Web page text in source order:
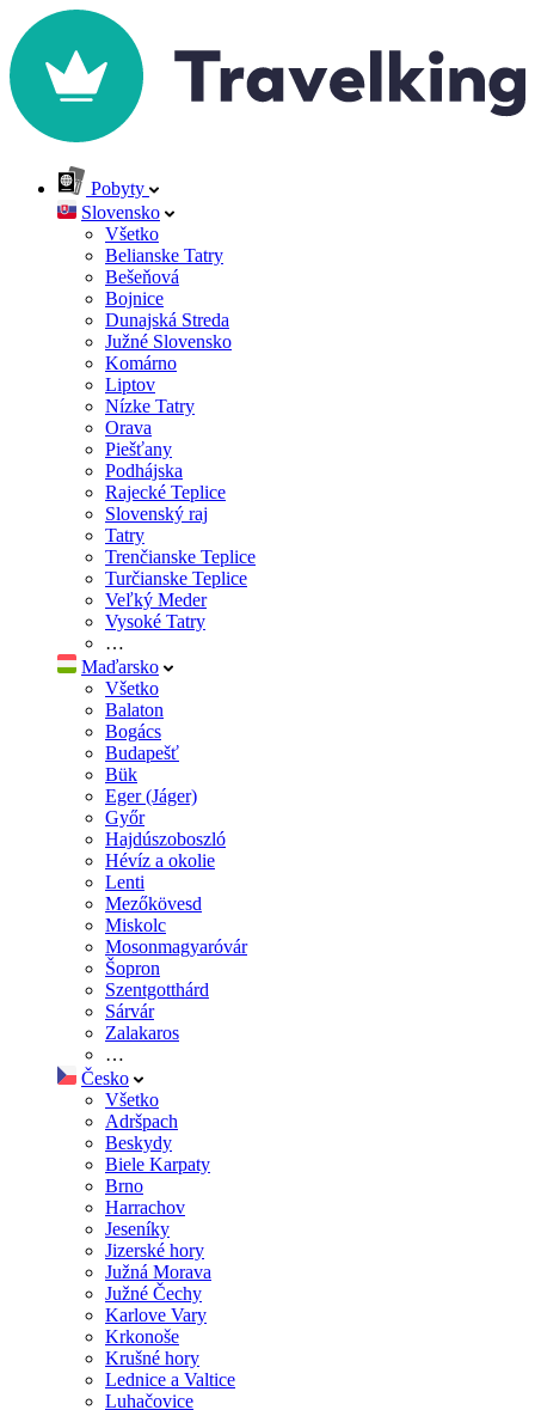
Pobyty
Slovensko
Všetko
Belianske Tatry
Bešeňová
Bojnice
Dunajská Streda
Južné Slovensko
Komárno
Liptov
Nízke Tatry
Orava
Piešťany
Podhájska
Rajecké Teplice
Slovenský raj
Tatry
Trenčianske Teplice
Turčianske Teplice
Veľký Meder
Vysoké Tatry
…
Maďarsko
Všetko
Balaton
Bogács
Budapešť
Bük
Eger (Jáger)
Győr
Hajdúszoboszló
Hévíz a okolie
Lenti
Mezőkövesd
Miskolc
Mosonmagyaróvár
Šopron
Szentgotthárd
Sárvár
Zalakaros
…
Česko
Všetko
Adršpach
Beskydy
Biele Karpaty
Brno
Harrachov
Jeseníky
Jizerské hory
Južná Morava
Južné Čechy
Karlove Vary
Krkonoše
Krušné hory
Lednice a Valtice
Luhačovice